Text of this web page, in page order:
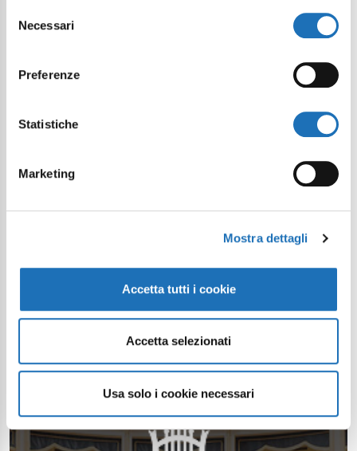
delNecessari
Preferenze
Statistiche
Marketing
Mostra dettagli
Accetta tutti i cookie
Accetta selezionati
Usa solo i cookie necessari